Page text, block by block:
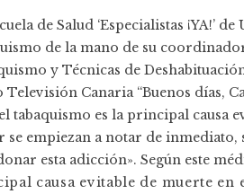
de Salud ‘Especialistas ¡YA!’ de
de la mano de su
y Técnicas de
Televisión Canaria “Buenos días,
tabaquismo es la principal causa
se empiezan a notar de
esta adicción». Según este
causa evitable de muerte en